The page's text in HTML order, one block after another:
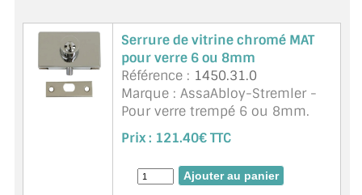
VERRES TEXTURÉS
PLEXIGLAS PMMA
DOUBLE VITRAGE
ACCESSOIRES & QUINCAILLERIE
CATALOGUE DE PROFILS ET FIXATION DU
Serrure de vitrine chromé MAT
pour verre 6 ou 8mm
Référence : 1450.31.0
Marque : AssaAbloy-Stremler -
Pour verre trempé 6 ou 8mm.
Existe en chromé brillant, mat
ou doré.
Prix : 121.40€ TTC